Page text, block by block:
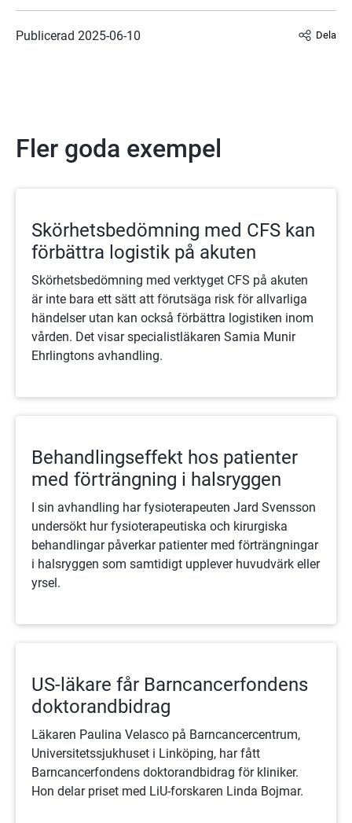
Publicerad 2025-06-10 Dela
Fler goda exempel
Skörhetsbedömning med CFS kan
förbättra logistik på akuten
Skörhetsbedömning med verktyget CFS på akuten
är inte bara ett sätt att förutsäga risk för allvarliga
händelser utan kan också förbättra logistiken inom
vården. Det visar specialistläkaren Samia Munir
Ehrlingtons avhandling.
Behandlingseffekt hos patienter
med förträngning i halsryggen
I sin avhandling har fysioterapeuten Jard Svensson
undersökt hur fysioterapeutiska och kirurgiska
behandlingar påverkar patienter med förträngningar
i halsryggen som samtidigt upplever huvudvärk eller
yrsel.
US-läkare får Barncancerfondens
doktorandbidrag
Läkaren Paulina Velasco på Barncancercentrum,
Universitetssjukhuset i Linköping, har fått
Barncancerfondens doktorandbidrag för kliniker.
Hon delar priset med LiU-forskaren Linda Bojmar.